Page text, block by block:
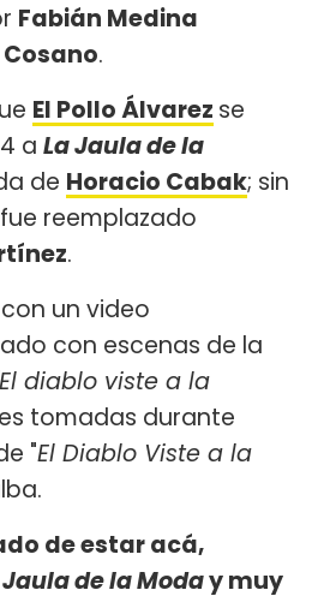
Fabián Medina
.
El Pollo Álvarez se
a La Jaula de la
de Horacio Cabak; sin
reemplazado
.
un video
con escenas de la
diablo viste a la
tomadas durante
"El Diablo Viste a la
de estar acá,
Jaula de la Moday muy